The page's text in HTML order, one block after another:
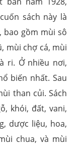
sách này là
gồm mùi sô
mùi chợ cá, mùi
ri. Ở nhiều nơi,
biến nhất. Sau
than củi. Sách
khói, đất, vani,
dược liệu, hoa,
chua, và mùi